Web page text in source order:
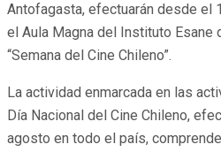
Antofagasta, efectuarán desde el
el Aula Magna del Instituto Esane
“Semana del Cine Chileno”.
La actividad enmarcada en las
Día Nacional del Cine Chileno,
agosto en todo el país,